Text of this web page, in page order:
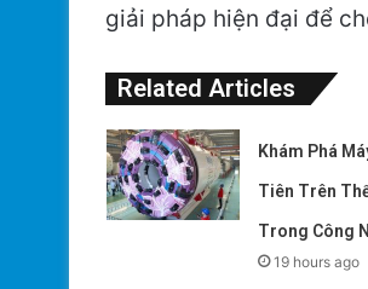
giải pháp hiện đại để
Related Articles
Khám Phá
Tiên Trên
Trong Công
19 hours ago